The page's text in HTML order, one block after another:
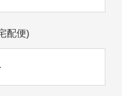
配便)